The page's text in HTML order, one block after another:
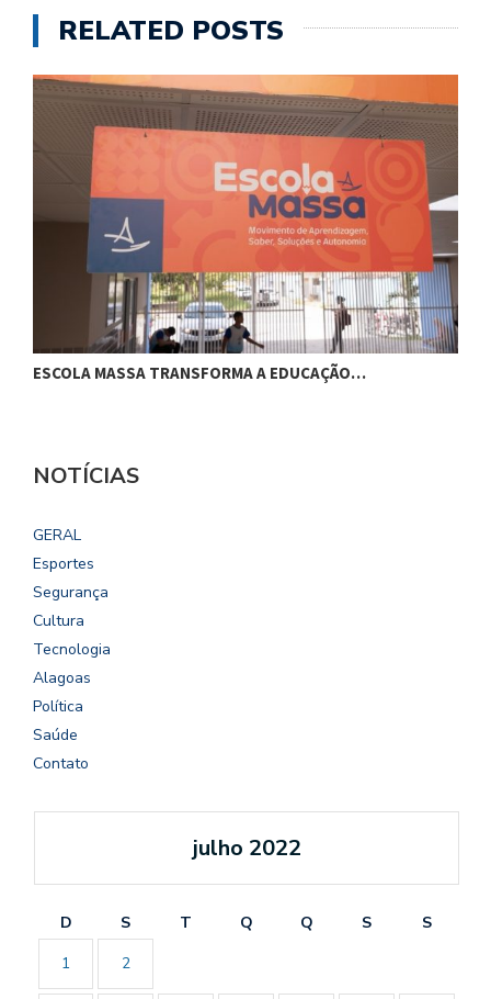
RELATED POSTS
ESCOLA MASSA TRANSFORMA A EDUCAÇÃO…
NOTÍCIAS
GERAL
Esportes
Segurança
Cultura
Tecnologia
Alagoas
Política
Saúde
Contato
julho 2022
D S T Q Q S
S
1
2